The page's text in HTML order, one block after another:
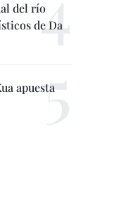
del río
de Da
apuesta